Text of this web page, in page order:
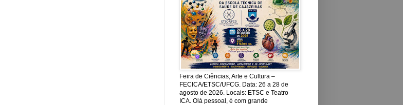
Feira de Ciências, Arte e Cultura –
FECICA/ETSC/UFCG. Data: 26 a 28 de
agosto de 2026. Locais: ETSC e Teatro
ICA. Olá pessoal, é com grande